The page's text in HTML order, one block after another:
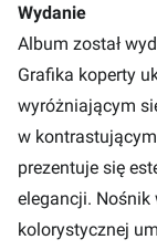
Wydanie
Album został
Grafika koperty
wyróżniającym
w
prezentuje się
elegancji. Nośnik
kolorystycznej